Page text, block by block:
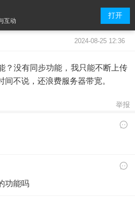
互动
打开
2024-08-25 12:36
？没有同步功能，我只能不断上传
间不说，还浪费服务器带宽。
举报
功能吗